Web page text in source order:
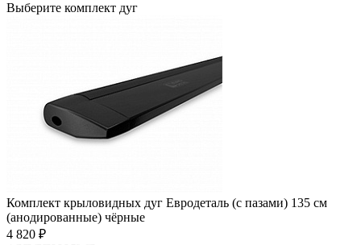
Выберите комплект дуг
Комплект крыловидных дуг Евродеталь (с пазами) 135 см
(анодированные) чёрные
4 820 ₽